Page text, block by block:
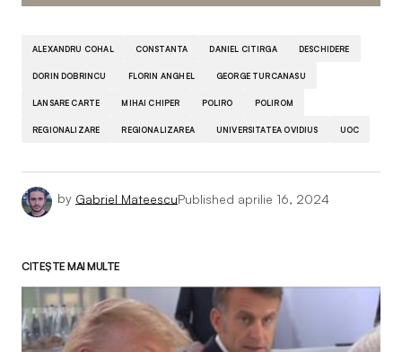
ALEXANDRU COHAL CONSTANTA DANIEL CITIRGA DESCHIDERE
DORIN DOBRINCU FLORIN ANGHEL GEORGE TURCANASU
LANSARE CARTE MIHAI CHIPER POLIRO POLIROM
REGIONALIZARE REGIONALIZAREA UNIVERSITATEA OVIDIUS UOC
by Gabriel MateescuPublished aprilie 16, 2024
CITEȘTE MAI MULTE